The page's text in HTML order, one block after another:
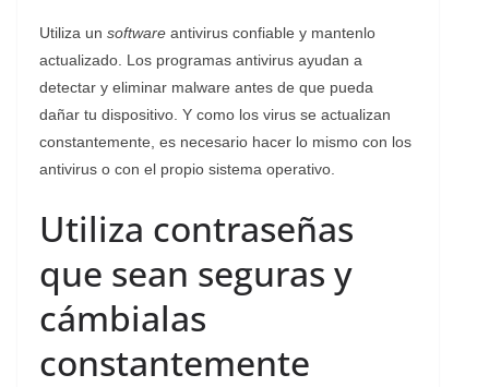
Utiliza un software antivirus confiable y mantenlo
actualizado. Los programas antivirus ayudan a
detectar y eliminar malware antes de que pueda
dañar tu dispositivo. Y como los virus se actualizan
constantemente, es necesario hacer lo mismo con los
antivirus o con el propio sistema operativo.
Utiliza contraseñas
que sean seguras y
cámbialas
constantemente